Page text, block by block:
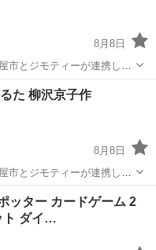
8月8日
にまだ使えるものをリユー
リユース
た 柳沢京子作
8月8日
にまだ使えるものをリユー
リユース
ッター カードゲーム 2
ト ダイ…